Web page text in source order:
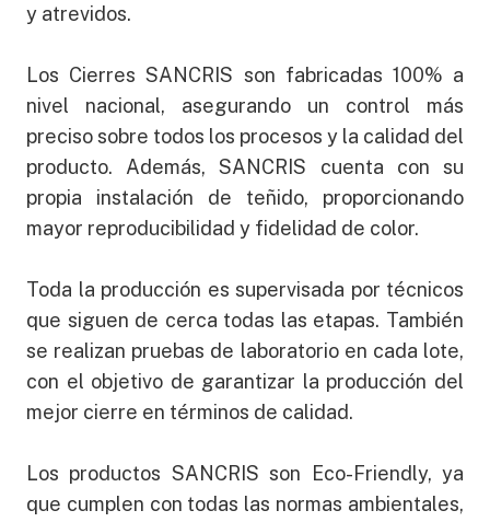
y atrevidos.
Los Cierres SANCRIS son fabricadas 100% a
nivel nacional, asegurando un control más
preciso sobre todos los procesos y la calidad del
producto. Además, SANCRIS cuenta con su
propia instalación de teñido, proporcionando
mayor reproducibilidad y fidelidad de color.
Toda la producción es supervisada por técnicos
que siguen de cerca todas las etapas. También
se realizan pruebas de laboratorio en cada lote,
con el objetivo de garantizar la producción del
mejor cierre en términos de calidad.
Los productos SANCRIS son Eco-Friendly, ya
que cumplen con todas las normas ambientales,